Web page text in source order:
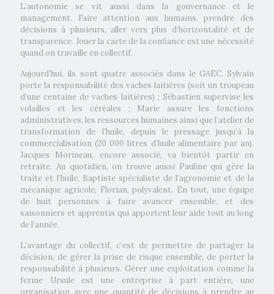
L’autonomie se vit aussi dans la gouvernance et le
management. Faire attention aux humains, prendre des
décisions à plusieurs, aller vers plus d’horizontalité et de
transparence. Jouer la carte de la confiance est une nécessité
quand on travaille en collectif.
Aujourd’hui, ils sont quatre associés dans le GAEC. Sylvain
porte la responsabilité des vaches laitières (soit un troupeau
d’une centaine de vaches laitières) ; Sébastien supervise les
volailles et les céréales ; Marie assure les fonctions
administratives, les ressources humaines ainsi que l’atelier de
transformation de l’huile, depuis le pressage jusqu’à la
commercialisation (20 000 litres d’huile alimentaire par an).
Jacques Morineau, encore associé, va bientôt partir en
retraite. Au quotidien, on trouve aussi Pauline qui gère la
traite et l’huile, Baptiste spécialiste de l’agronomie et de la
mécanique agricole, Florian, polyvalent. En tout, une équipe
de huit personnes à faire avancer ensemble, et des
saisonniers et apprentis qui apportent leur aide tout au long
de l’année.
L’avantage du collectif, c’est de permettre de partager la
décision, de gérer la prise de risque ensemble, de porter la
responsabilité à plusieurs. Gérer une exploitation comme la
ferme Ursule est une entreprise à part entière, une
organisation avec une quantité de décisions à prendre au